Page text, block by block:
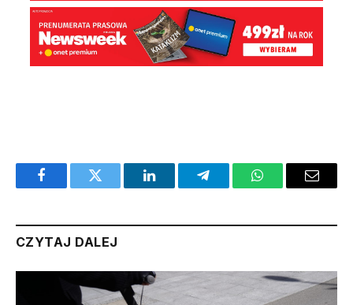
FacebookTwitter LinkedInTelegramWhatsAppEmail
CZYTAJ DALEJ